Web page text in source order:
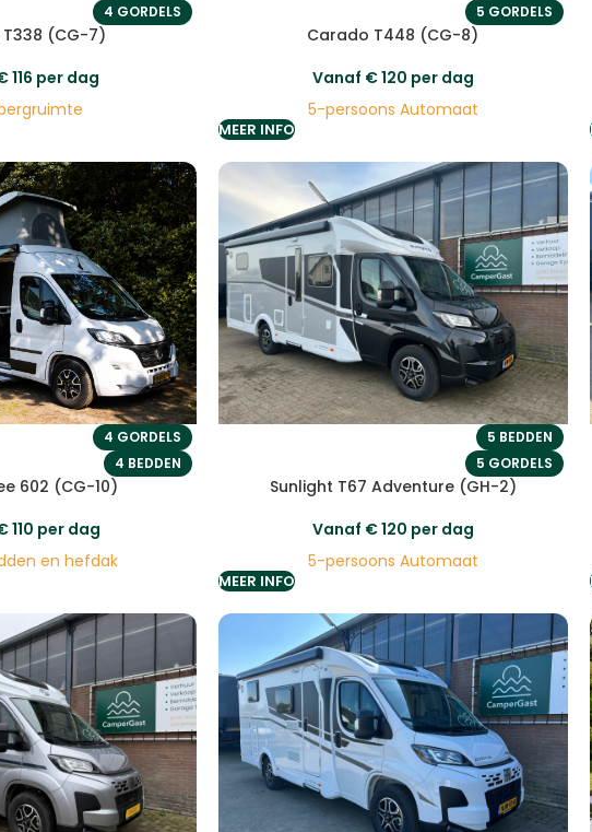
4 GORDELS
(CG-7)
116 per dag
5 GORDELS
Carado T448 (CG-8)
Vanaf €120 per dag
5-persoons Automaat
MEER INFO
4 GORDELS
4 BEDDEN
602 (CG-10)
110 per dag
en hefdak
5 BEDDEN
5 GORDELS
Sunlight T67 Adventure (GH-2)
Vanaf €120 per dag
5-persoons Automaat
MEER INFO